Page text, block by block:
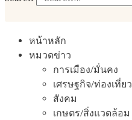
หน้าหลัก
หมวดข่าว
การเมือง/มั่นคง
เศรษฐกิจ/ท่องเที่ยว
สังคม
เกษตร/สิ่งแวดล้อม